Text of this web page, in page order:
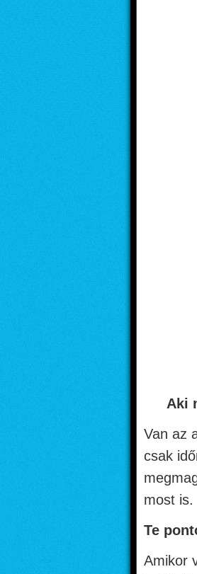
Aki
Van az
csak
most is.
Te
Amikor